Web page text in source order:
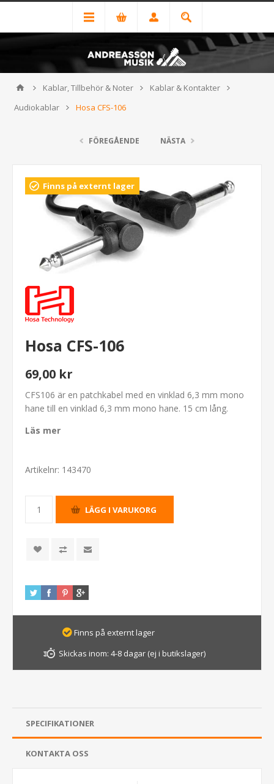
Kablar, Tillbehör & Noter
Kablar & Kontakter
Audiokablar
Hosa CFS-106
FÖREGÅENDE NÄSTA
Finns på externt lager
Hosa CFS-106
69,00 kr
CFS106 är en patchkabel med en vinklad 6,3 mm mono
hane till en vinklad 6,3 mm mono hane. 15 cm lång.
Läs mer
Artikelnr: 143470
Finns på externt lager
Skickas inom: 4-8 dagar (ej i butikslager)
SPECIFIKATIONER
KONTAKTA OSS